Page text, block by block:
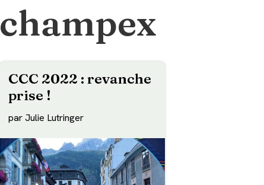
champex
CCC 2022 : revanche
prise !
parJulie Lutringer